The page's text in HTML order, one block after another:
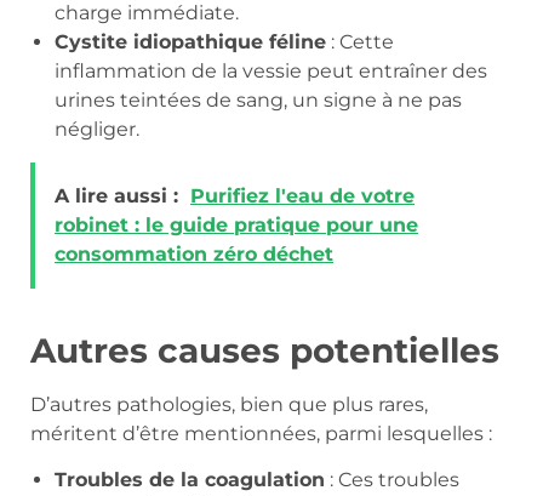
charge immédiate.
Cystite idiopathique féline : Cette
inflammation de la vessie peut entraîner des
urines teintées de sang, un signe à ne pas
négliger.
A lire aussi : Purifiez l'eau de votre
robinet : le guide pratique pour une
consommation zéro déchet
Autres causes potentielles
D’autres pathologies, bien que plus rares,
méritent d’être mentionnées, parmi lesquelles :
Troubles de la coagulation : Ces troubles